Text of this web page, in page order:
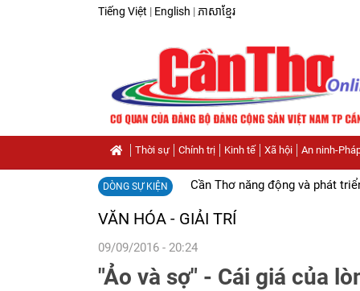
Tiếng Việt | English | ភាសាខ្មែរ
Thời sự Chính trị Kinh tế Xã hội An ninh-
DÒNG SỰ KIỆN Cần Thơ năng động và phát
VĂN HÓA - GIẢI TRÍ
09/09/2016 - 20:24
"Ảo và sợ" - Cái giá của